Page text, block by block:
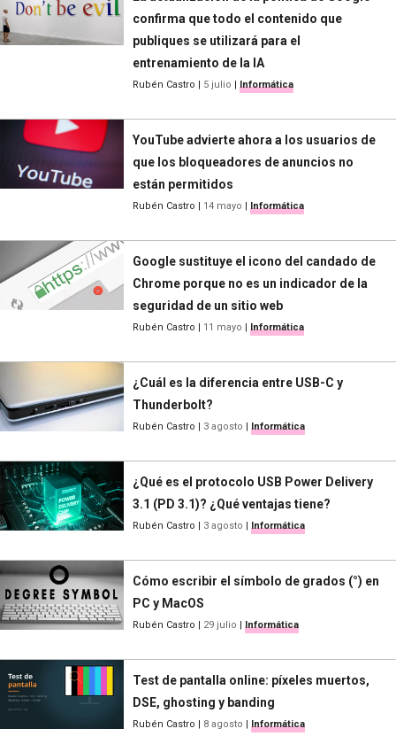
confirma que todo el contenido que
publiques se utilizará para el
entrenamiento de la IA
Rubén Castro | 5 julio | Informática
YouTube advierte ahora a los usuarios de
que los bloqueadores de anuncios no
están permitidos
Rubén Castro | 14 mayo | Informática
Google sustituye el icono del candado de
Chrome porque no es un indicador de la
seguridad de un sitio web
Rubén Castro | 11 mayo | Informática
¿Cuál es la diferencia entre USB-C y
Thunderbolt?
Rubén Castro | 3 agosto | Informática
¿Qué es el protocolo USB Power Delivery
3.1 (PD 3.1)? ¿Qué ventajas tiene?
Rubén Castro | 3 agosto | Informática
Cómo escribir el símbolo de grados (°) en
PC y MacOS
Rubén Castro | 29 julio | Informática
Test de pantalla online: píxeles muertos,
DSE, ghosting y banding
Rubén Castro | 8 agosto | Informática